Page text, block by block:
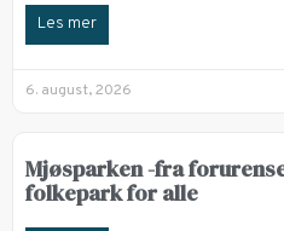
Les mer
6. august, 2026
Mjøsparken -fra
folkepark for alle